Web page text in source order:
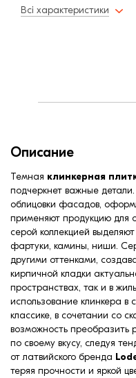
Всі характеристики
Описание
Темная клинкерная
подчеркнет важные
облицовки фасадов,
применяют продукцию для
серой коллекцией
фартуки, камины, ниши.
другими оттенками,
кирпичной кладки
пространствах, так и в
использование клинкера в
классике, в сочетании со
возможность
по своему вкусу, следуя
от латвийского бренда
теряя прочности и яркой